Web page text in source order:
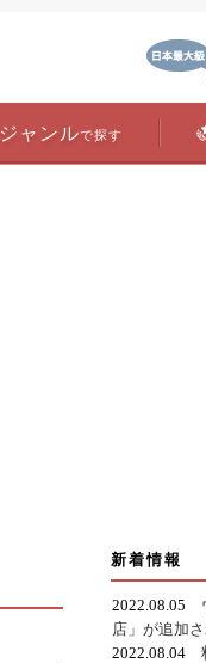
ジャンルで探す
新着情報
2022.08.05
店」が追加
2022.08.04